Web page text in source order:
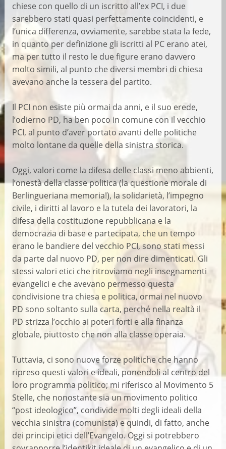
chiese con quello di un iscritto all’ex PCI, i due
sarebbero stati quasi perfettamente coincidenti, e
l’unica differenza, ovviamente, sarebbe stata la fede,
in quanto per definizione gli iscritti al PC erano atei,
ma per tutto il resto le due figure erano davvero
molto simili, al punto che diversi membri di chiesa
avevano anche la tessera del partito.
Il PCI non esiste più ormai da anni, e il suo erede,
l’odierno PD, ha ben poco in comune con il vecchio
PCI, al punto d’aver portato avanti delle politiche
molto lontane da quelle della sinistra storica.
Oggi, valori come la difesa delle classi meno abbienti,
l’onestà della classe politica (la questione morale di
Berlingueriana memoria!), la solidarietà, l’impegno
civile, i diritti al lavoro e la tutela dei lavoratori, la
difesa della costituzione repubblicana e la
democrazia di base e partecipata, che un tempo
erano le bandiere del vecchio PCI, sono stati messi
da parte dal nuovo PD, per non dire dimenticati. Gli
stessi valori etici che ritroviamo negli insegnamenti
evangelici e che avevano permesso questa
condivisione tra chiesa e politica, ormai nel nuovo
PD sono soltanto sulla carta, perché nella realtà il
PD strizza l’occhio ai poteri forti e alla finanza
globale, piuttosto che non alla classe operaia.
Tuttavia, ci sono nuove forze politiche che hanno
ripreso questi valori e ideali, ponendoli al centro del
loro programma politico; mi riferisco al Movimento 5
Stelle, che nonostante sia un movimento politico
“post ideologico”, condivide molti degli ideali della
vecchia sinistra (comunista) e quindi, di fatto, anche
dei principi etici dell’Evangelo. Oggi si potrebbero